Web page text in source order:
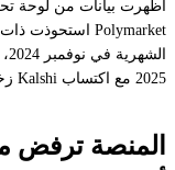
2025 مع اكتساب Kalshi زخمًا.
المنصة ترفض